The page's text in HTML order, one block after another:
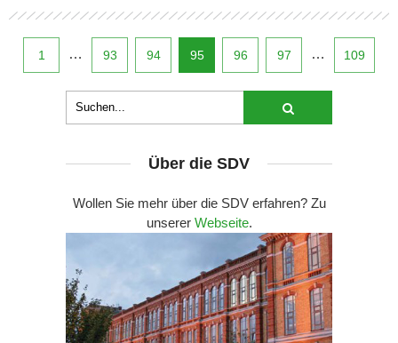
1 … 93 94 95 96 97 … 109
Über die SDV
Wollen Sie mehr über die SDV erfahren? Zu
unserer Webseite.